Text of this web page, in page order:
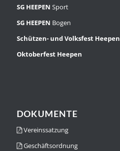
SG HEEPEN Sport
SG HEEPEN Bogen
Schützen- und Volksfest Heepen
Oktoberfest Heepen
DOKUMENTE
Vereinssatzung
Geschäftsordnung